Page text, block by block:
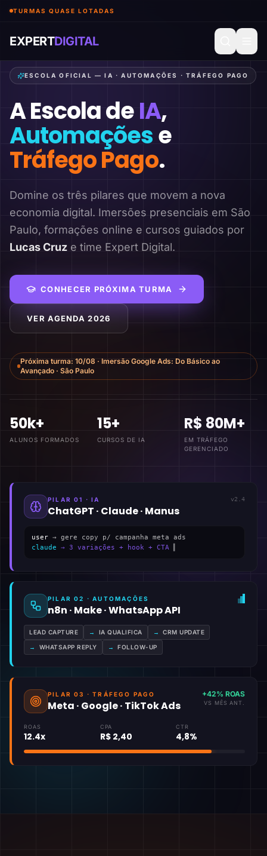
TURMAS QUASE LOTADAS
EXPERTDIGITAL
ESCOLA OFICIAL — IA · AUTOMAÇÕES · TRÁFEGO PAGO
A Escola deIA,
Automaçõese
Tráfego Pago.
Domine os três pilares que movem a nova
economia digital. Imersões presenciais em São
Paulo, formações online e cursos guiados por
Lucas Cruz e time Expert Digital.
CONHECER PRÓXIMA TURMA
VER AGENDA 2026
Próxima turma: 10/08 · Imersão Google Ads: Do Básico ao
Avançado · São Paulo
50k+
ALUNOS FORMADOS
15+
CURSOS DE IA
R$ 80M+
EM TRÁFEGO
GERENCIADO
PILAR 01 · IA
ChatGPT · Claude · Manus
v2.4
user → gere copy p/ campanha meta ads
claude → 3 variações + hook + CTA
PILAR 02 · AUTOMAÇÕES
n8n · Make · WhatsApp API
LEAD CAPTURE → IA QUALIFICA → CRM UPDATE
→ WHATSAPP REPLY → FOLLOW-UP
PILAR 03 · TRÁFEGO PAGO
Meta · Google · TikTok Ads
+42% ROAS
VS MÊS ANT.
ROAS
12.4x
CPA
R$ 2,40
CTR
4,8%